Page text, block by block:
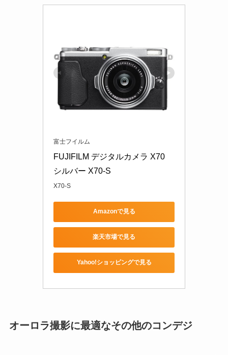
富士フイルム
FUJIFILM デジタルカメラ X70
シルバー X70-S
X70-S
Amazonで見る
楽天市場で見る
Yahoo!ショッピングで見る
オーロラ撮影に最適なその他のコンデジ